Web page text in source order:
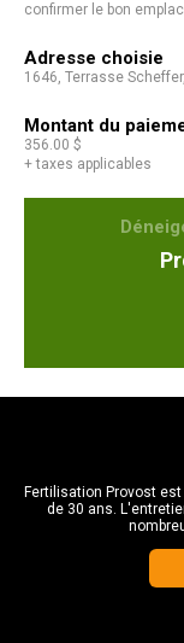
confirmer le bon
Adresse choisie
1646, Terrasse
Montant du
356.00 $
+ taxes applicables
Fertilisation Provost
de 30 ans.